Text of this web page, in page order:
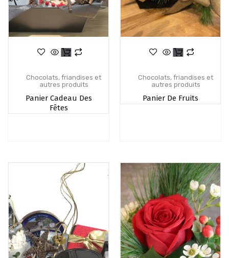
Chocolats, friandises et
autres produits
Panier Cadeau Des
Fêtes
Chocolats, friandises et
autres produits
Panier De Fruits